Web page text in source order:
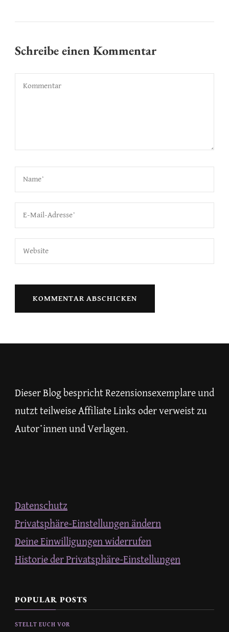
Schreibe einen Kommentar
Dieser Blog bespricht Rezensionsexemplare und
nutzt teilweise Affiliate Links oder verweist zu
Autor*innen und Verlagen.
Datenschutz
Privatsphäre-Einstellungen ändern
Deine Einwilligungen widerrufen
Historie der Privatsphäre-Einstellungen
POPULAR POSTS
STELLT EUCH VOR